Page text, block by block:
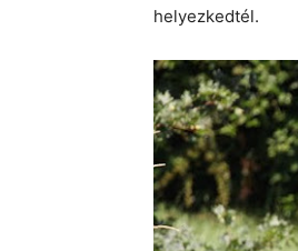
helyezkedtél.